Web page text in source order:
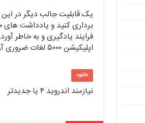
یک قابلیت جالب دیگر در
برداری کنید و یادداشت های
فرایند یادگیری و به خاطر
اپلیکیشن ۵۰۰۰ لغات ضروری آزمون آیلتس را می توانید از همین جا با لینک مستقیم دانلود کنید.
دانلود
نیازمند اندروید ۴ یا جدیدتر